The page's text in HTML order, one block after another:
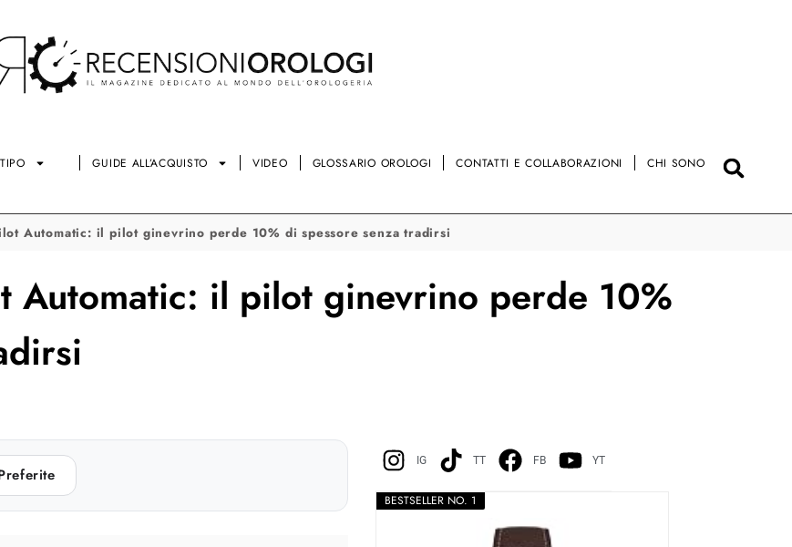
GUIDE ALL’ACQUISTO VIDEO GLOSSARIO OROLOGI CONTATTI E COLLABORAZIONI CHI SONO
Automatic: il pilot ginevrino perde 10% di spessore senza tradirsi
Automatic: il pilot ginevrino perde 10%
IG TT FB YT
BESTSELLER NO. 1